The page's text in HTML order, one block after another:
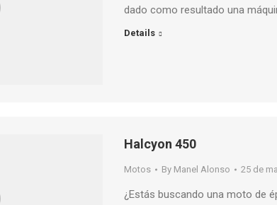
dado como resultado una
Details
Halcyon 450
Motos By Manel Alonso 25 de
¿Estás buscando una moto de